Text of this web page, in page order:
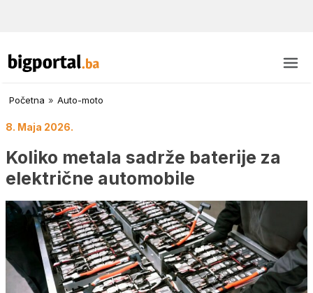
Početna » Auto-moto
8. Maja 2026.
Koliko metala sadrže baterije za
električne automobile